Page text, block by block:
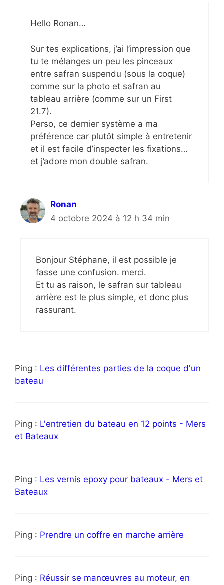
Hello Ronan…
Sur tes explications, j’ai l’impression que
tu te mélanges un peu les pinceaux
entre safran suspendu (sous la coque)
comme sur la photo et safran au
tableau arrière (comme sur un First
21.7).
Perso, ce dernier système a ma
préférence car plutôt simple à entretenir
et il est facile d’inspecter les fixations…
et j’adore mon double safran.
Ronan
4 octobre 2024 à 12 h 34 min
Bonjour Stéphane, il est possible je
fasse une confusion. merci.
Et tu as raison, le safran sur tableau
arrière est le plus simple, et donc plus
rassurant.
Ping : Les différentes parties de la coque d'un
bateau
Ping : L'entretien du bateau en 12 points - Mers
et Bateaux
Ping : Les vernis epoxy pour bateaux - Mers et
Bateaux
Ping : Prendre un coffre en marche arrière
Ping : Réussir se manœuvres au moteur, en